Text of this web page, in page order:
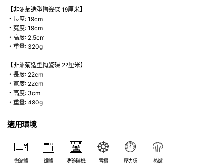
【非洲菊造型陶瓷碟 19厘米】
・長度: 19cm
・寬度: 19cm
・高度: 2.5cm
・重量: 320g
【非洲菊造型陶瓷碟 22厘米】
・長度: 22cm
・寬度: 22cm
・高度: 3cm
・重量: 480g
適用環境
微波爐 焗爐 洗碗碟機 雪櫃 壓力煲 蒸爐